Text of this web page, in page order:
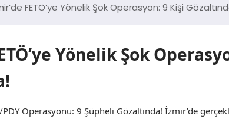
FETÖ’ye Yönelik Şok Operasyon: 9 Kişi
Yönelik Şok
PDY Operasyonu: 9 Şüpheli Gözaltında! İzmir’de